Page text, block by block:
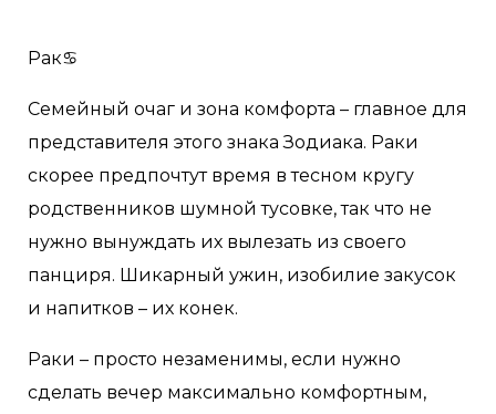
Рак♋️
Семейный очаг и зона комфорта – главное для
представителя этого знака Зодиака. Раки
скорее предпочтут время в тесном кругу
родственников шумной тусовке, так что не
нужно вынуждать их вылезать из своего
панциря. Шикарный ужин, изобилие закусок
и напитков – их конек.
Раки – просто незаменимы, если нужно
сделать вечер максимально комфортным,